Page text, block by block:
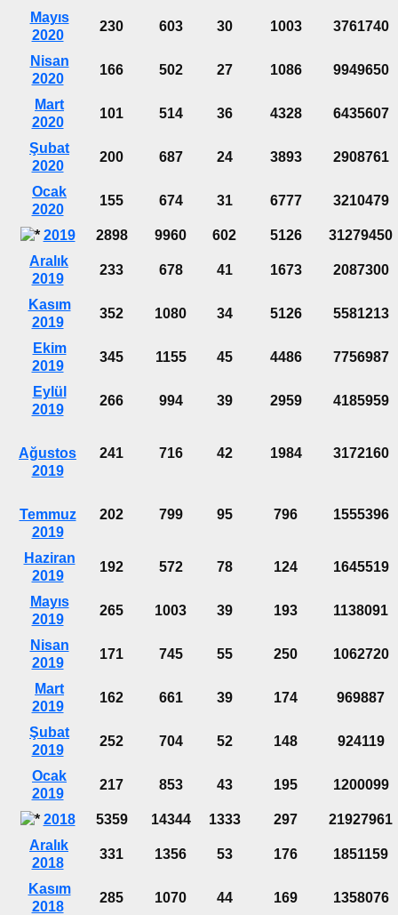
Mayıs
2020
230 603 30 1003 3761740
Nisan
2020
166 502 27 1086 9949650
Mart
2020
101 514 36 4328 6435607
Şubat
2020
200 687 24 3893 2908761
Ocak
2020
155 674 31 6777 3210479
2019 2898 9960 602 5126
31279450
Aralık
2019
233 678 41 1673 2087300
Kasım
2019
352 1080 34 5126 5581213
Ekim
2019
345 1155 45 4486 7756987
Eylül
2019
266 994 39 2959 4185959
Ağustos
2019
241 716 42 1984 3172160
Temmuz
2019
202 799 95 796 1555396
Haziran
2019
192 572 78 124 1645519
Mayıs
2019
265 1003 39 193 1138091
Nisan
2019
171 745 55 250 1062720
Mart
2019
162 661 39 174 969887
Şubat
2019
252 704 52 148 924119
Ocak
2019
217 853 43 195 1200099
2018 5359 14344 1333 297
21927961
Aralık
2018
331 1356 53 176 1851159
Kasım
2018
285 1070 44 169 1358076